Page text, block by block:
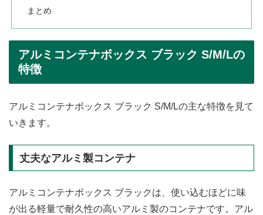
まとめ
アルミコンテナボックス ブラック S/M/Lの
特徴
アルミコンテナボックス ブラック S/M/Lの主な特徴を見て
いきます。
丈夫なアルミ製コンテナ
アルミコンテナボックス ブラックは、使い込むほどに味
が出る軽量で耐久性の高いアルミ製のコンテナです。アル